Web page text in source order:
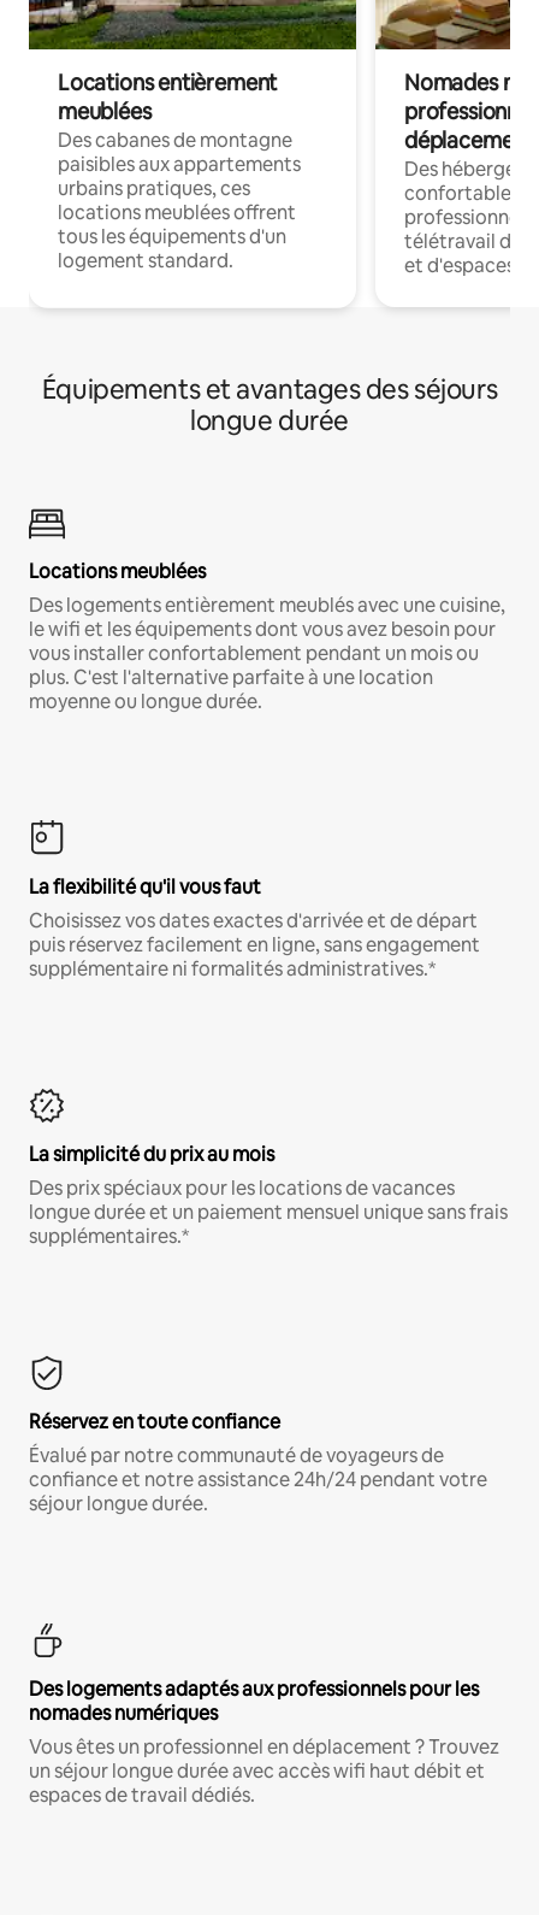
Locations entièrement
meublées
Des cabanes de montagne
paisibles aux appartements
urbains pratiques, ces
locations meublées offrent
tous les équipements d'un
logement standard.
Nomades
déplacement
Des
confortables
professionnels
télétravail
et d'espaces
Équipements et avantages des séjours
longue durée
Locations meublées
Des logements entièrement meublés avec une cuisine,
le wifi et les équipements dont vous avez besoin pour
vous installer confortablement pendant un mois ou
plus. C'est l'alternative parfaite à une location
moyenne ou longue durée.
La flexibilité qu'il vous faut
Choisissez vos dates exactes d'arrivée et de départ
puis réservez facilement en ligne, sans engagement
supplémentaire ni formalités administratives.*
La simplicité du prix au mois
Des prix spéciaux pour les locations de vacances
longue durée et un paiement mensuel unique sans frais
supplémentaires.*
Réservez en toute confiance
Évalué par notre communauté de voyageurs de
confiance et notre assistance 24h/24 pendant votre
séjour longue durée.
Des logements adaptés aux professionnels pour les
nomades numériques
Vous êtes un professionnel en déplacement ? Trouvez
un séjour longue durée avec accès wifi haut débit et
espaces de travail dédiés.